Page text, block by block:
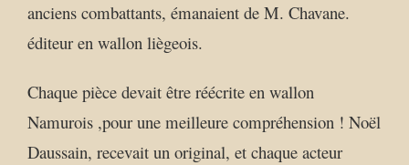
anciens combattants, émanaient de M. Chavane.
éditeur en wallon liègeois.
Chaque pièce devait être réécrite en wallon
Namurois ,pour une meilleure compréhension ! Noël
Daussain, recevait un original, et chaque acteur